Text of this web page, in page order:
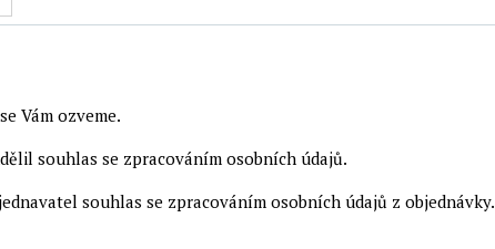
se Vám ozveme.
souhlas se zpracováním osobních údajů.
souhlas se zpracováním osobních údajů z objednávky.